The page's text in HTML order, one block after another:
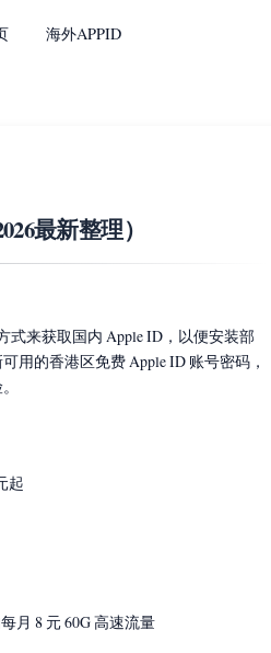
海外APPID
最新整理）
式来获取国内 Apple ID，以便安装部
用的香港区免费 Apple ID 账号密码，
起
月 8 元 60G 高速流量